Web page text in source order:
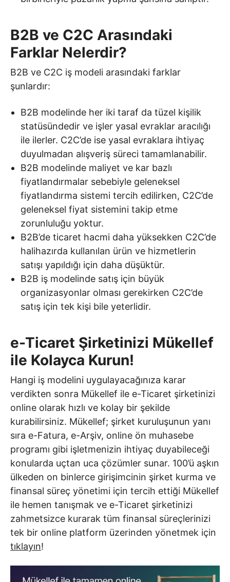
B2B ve C2C Arasındaki
Farklar Nelerdir?
B2B ve C2C iş modeli arasındaki farklar
şunlardır:
B2B modelinde her iki taraf da tüzel kişilik
statüsündedir ve işler yasal evraklar aracılığı
ile ilerler. C2C’de ise yasal evraklara ihtiyaç
duyulmadan alışveriş süreci tamamlanabilir.
B2B modelinde maliyet ve kar bazlı
fiyatlandırmalar sebebiyle geleneksel
fiyatlandırma sistemi tercih edilirken, C2C’de
geleneksel fiyat sistemini takip etme
zorunluluğu yoktur.
B2B’de ticaret hacmi daha yüksekken C2C’de
halihazırda kullanılan ürün ve hizmetlerin
satışı yapıldığı için daha düşüktür.
B2B iş modelinde satış için büyük
organizasyonlar olması gerekirken C2C’de
satış için tek kişi bile yeterlidir.
e-Ticaret Şirketinizi Mükellef
ile Kolayca Kurun!
Hangi iş modelini uygulayacağınıza karar
verdikten sonra Mükellef ile e-Ticaret şirketinizi
online olarak hızlı ve kolay bir şekilde
kurabilirsiniz. Mükellef; şirket kuruluşunun yanı
sıra e-Fatura, e-Arşiv, online ön muhasebe
programı gibi işletmenizin ihtiyaç duyabileceği
konularda uçtan uca çözümler sunar. 100’ü aşkın
ülkeden on binlerce girişimcinin şirket kurma ve
finansal süreç yönetimi için tercih ettiği Mükellef
ile hemen tanışmak ve e-Ticaret şirketinizi
zahmetsizce kurarak tüm finansal süreçlerinizi
tek bir online platform üzerinden yönetmek için
tıklayın!